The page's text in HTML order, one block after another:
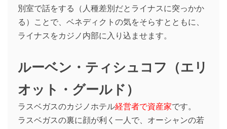
別室で話をする（人種差別だとライナスに突っかか
る）ことで、ベネディクトの気をそらすとともに、
ライナスをカジノ内部に入り込ませます。
ルーベン・ティシュコフ（エリ
オット・グールド）
ラスベガスのカジノホテル経営者で資産家です。
ラスベガスの裏に顔が利く一人で、オーシャンの若